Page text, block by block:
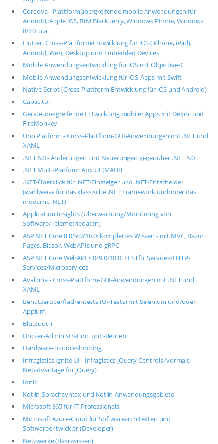
Cordova - Plattformübergreifende mobile Anwendungen für
Android, Apple iOS, RIM Blackberry, Windows Phone, Windows
8/10, u.a.
Flutter: Cross-Plattform-Entwicklung für iOS (iPhone, iPad),
Android, Web, Desktop und Embedded Devices
Mobile Anwendungsentwicklung für iOS mit Objective-C
Mobile Anwendungsentwicklung für iOS-Apps mit Swift
Native Script (Cross-Plattform-Entwicklung für iOS und Android)
Capacitor
Geräteübergreifende Entwicklung mobiler Apps mit Delphi und
FireMonkey
Uno Platform - Cross-Plattform-GUI-Anwendungen mit .NET und
XAML
.NET 6.0 - Änderungen und Neuerungen gegenüber .NET 5.0
.NET Multi-Platform App UI (MAUI)
.NET-Überblick für .NET-Einsteiger und .NET-Entscheider
(wahlweise für das klassische .NET Framework und/oder das
moderne .NET)
Application Insights (Überwachung/Monitoring von
Software/Telemetriedaten)
ASP.NET Core 8.0/9.0/10.0: komplettes Wissen - mit MVC, Razor
Pages, Blazor, WebAPIs und gRPC
ASP.NET Core WebAPI 8.0/9.0/10.0: RESTful Services/HTTP-
Services/Microservices
Avalonia - Cross-Plattform-GUI-Anwendungen mit .NET und
XAML
Benutzeroberflächentests (UI-Tests) mit Selenium und/oder
Appium
Bluetooth
Docker-Administration und -Betrieb
Hardware-Troubleshooting
Infragistics Ignite UI - Infragistics jQuery Controls (vormals
Netadvantage for jQuery)
Ionic
Kotlin-Sprachsyntax und Kotlin-Anwendungsgebiete
Microsoft 365 für IT-Professionals
Microsoft Azure-Cloud für Softwarearchitekten und
Softwareentwickler (Developer)
Netzwerke (Basiswissen)